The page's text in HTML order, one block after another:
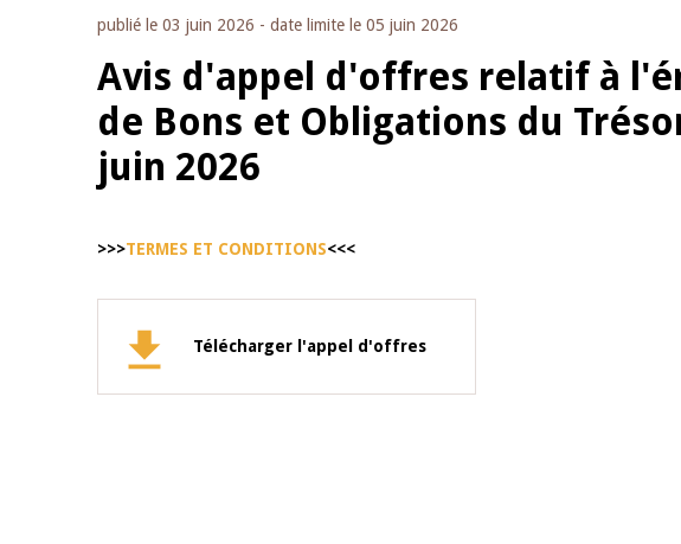
publié le 03 juin 2026 - date limite le 05 juin 2026
Avis d'appel d'offres relatif à
de Bons et Obligations du
juin 2026
>>>TERMES ET CONDITIONS<<<
Télécharger l'appel d'offres